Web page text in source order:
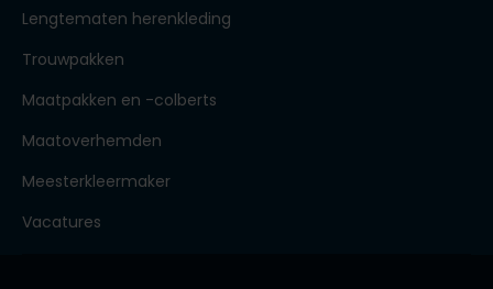
Lengtematen herenkleding
Trouwpakken
Maatpakken en -colberts
Maatoverhemden
Meesterkleermaker
Vacatures